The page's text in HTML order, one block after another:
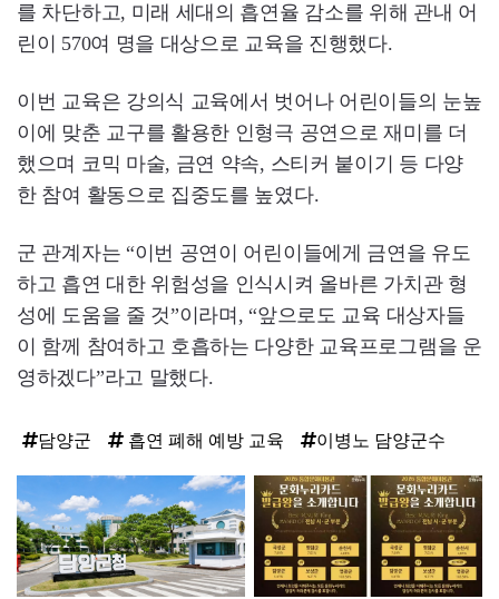
를 차단하고, 미래 세대의 흡연율 감소를 위해 관내 어
린이 570여 명을 대상으로 교육을 진행했다.
이번 교육은 강의식 교육에서 벗어나 어린이들의 눈높
이에 맞춘 교구를 활용한 인형극 공연으로 재미를 더
했으며 코믹 마술, 금연 약속, 스티커 붙이기 등 다양
한 참여 활동으로 집중도를 높였다.
군 관계자는 “이번 공연이 어린이들에게 금연을 유도
하고 흡연 대한 위험성을 인식시켜 올바른 가치관 형
성에 도움을 줄 것”이라며, “앞으로도 교육 대상자들
이 함께 참여하고 호흡하는 다양한 교육프로그램을 운
영하겠다”라고 말했다.
담양군 흡연 폐해 예방 교육 이병노 담양군수
라
인